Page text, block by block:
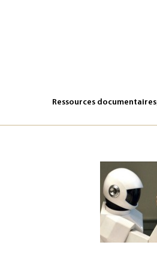
Ressources documentaires